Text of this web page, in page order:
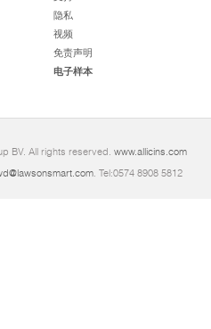
隐私
视频
免责声明
电子样本
BV. All rights reserved. www.allicins.com
. Tel:0574 8908 5812